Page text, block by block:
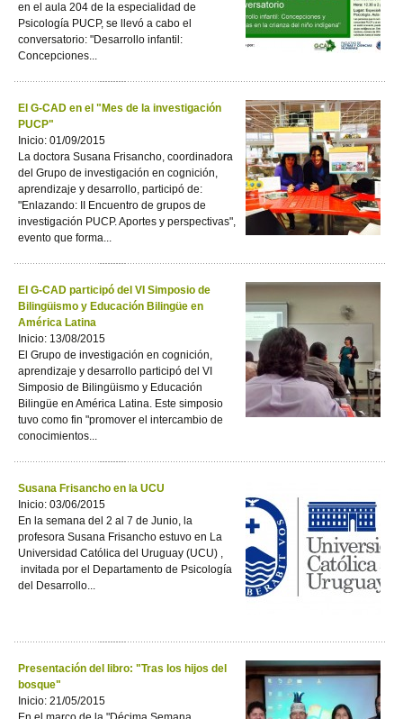
en el aula 204 de la especialidad de
Psicología PUCP, se llevó a cabo el
conversatorio: "Desarrollo infantil:
Concepciones...
El G-CAD en el "Mes de la investigación
PUCP"
Inicio: 01/09/2015
La doctora Susana Frisancho, coordinadora
del Grupo de investigación en cognición,
aprendizaje y desarrollo, participó de:
"Enlazando: II Encuentro de grupos de
investigación PUCP. Aportes y perspectivas",
evento que forma...
El G-CAD participó del VI Simposio de
Bilingüismo y Educación Bilingüe en
América Latina
Inicio: 13/08/2015
El Grupo de investigación en cognición,
aprendizaje y desarrollo participó del VI
Simposio de Bilingüismo y Educación
Bilingüe en América Latina. Este simposio
tuvo como fin "promover el intercambio de
conocimientos...
Susana Frisancho en la UCU
Inicio: 03/06/2015
En la semana del 2 al 7 de Junio, la
profesora Susana Frisancho estuvo en La
Universidad Católica del Uruguay (UCU) ,
invitada por el Departamento de Psicología
del Desarrollo...
Presentación del libro: "Tras los hijos del
bosque"
Inicio: 21/05/2015